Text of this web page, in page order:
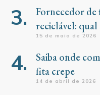
Fornecedor
reciclável: qual
15 de maio de 2026
Saiba onde
fita crepe
14 de abril de 2026